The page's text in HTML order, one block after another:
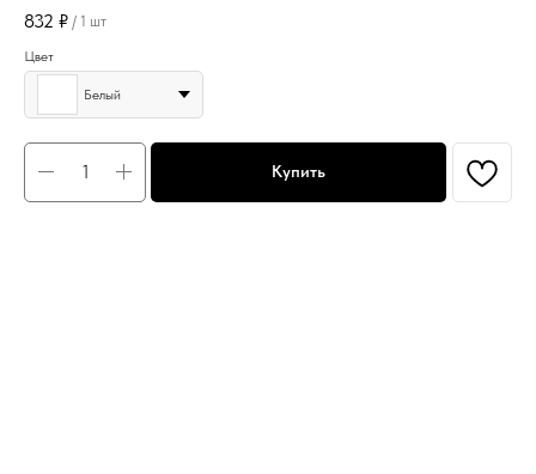
832 ₽ / 1 шт
Цвет
Белый
Купить